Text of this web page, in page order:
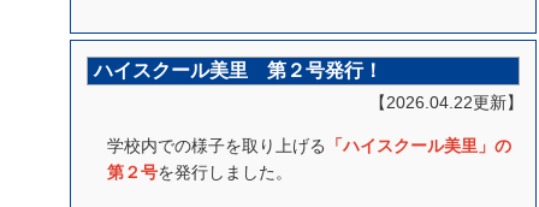
ハイスクール美里 第２号発行！
【2026.04.22更新】
学校内での様子を取り上げる
「ハイスクール美里」の
第２号を発行しました。